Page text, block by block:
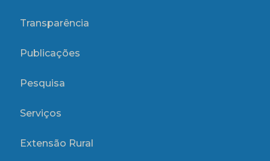
Transparência
Publicações
Pesquisa
Serviços
Extensão Rural